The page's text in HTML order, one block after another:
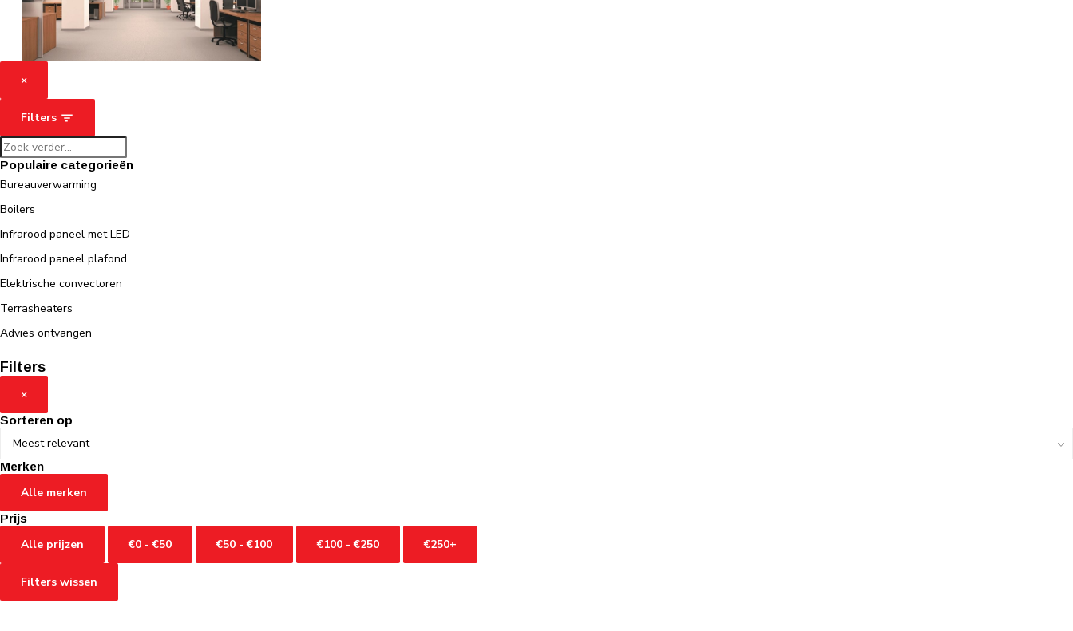
×
Filters
Populaire categorieën
Bureauverwarming
Boilers
Infrarood paneel met LED
Infrarood paneel plafond
Elektrische convectoren
Terrasheaters
Advies ontvangen
Filters
×
Sorteren op
Merken
Alle merken
Prijs
Alle prijzen €0 - €50 €50 - €100 €100 - €250 €250+
Filters wissen